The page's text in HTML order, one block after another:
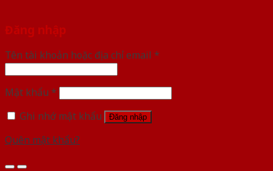
Đăng nhập
Tên tài khoản hoặc địa chỉ email *
Mật khẩu *
Ghi nhớ mật khẩu
Đăng nhập
Quên mật khẩu?